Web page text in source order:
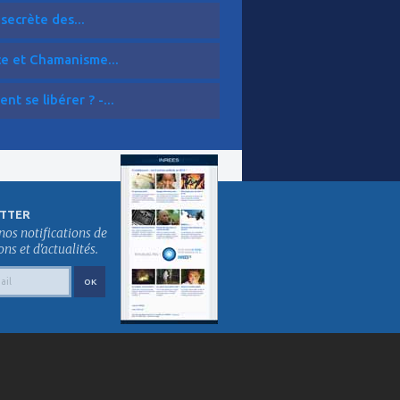
des...
et Chamanisme...
se libérer ? -...
notifications de
et d'actualités.